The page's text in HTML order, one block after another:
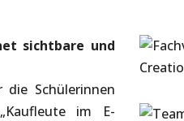
sichtbare und
Schülerinnen
im E-